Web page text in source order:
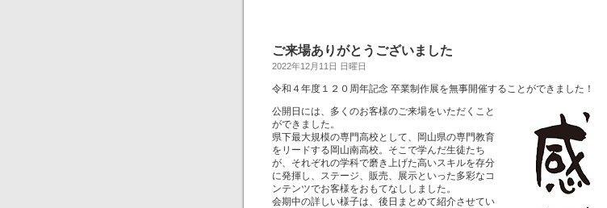
ご来場ありがとうございました
2022年12月11日 日曜日
令和４年度１２０周年記念 卒業制作展を無事開催することができました！
公開日には、多くのお客様のご来場をいただくこと
ができました。
県下最大規模の専門高校として、岡山県の専門教育
をリードする岡山南高校。そこで学んだ生徒たち
が、それぞれの学科で磨き上げた高いスキルを存分
に発揮し、ステージ、販売、展示といった多彩なコ
ンテンツでお客様をおもてなししました。
会期中の詳しい様子は、後日まとめて紹介させてい